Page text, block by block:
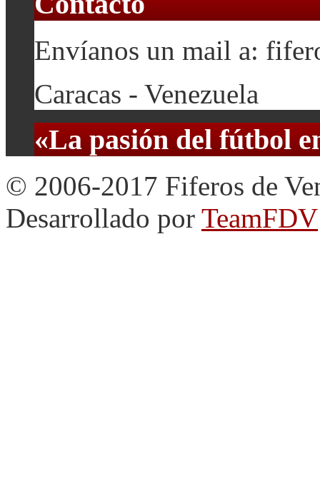
Envíanos un mail a:
Caracas - Venezuela
«La pasión del fútbol
© 2006-2017 Fiferos de
Desarrollado por TeamFDV